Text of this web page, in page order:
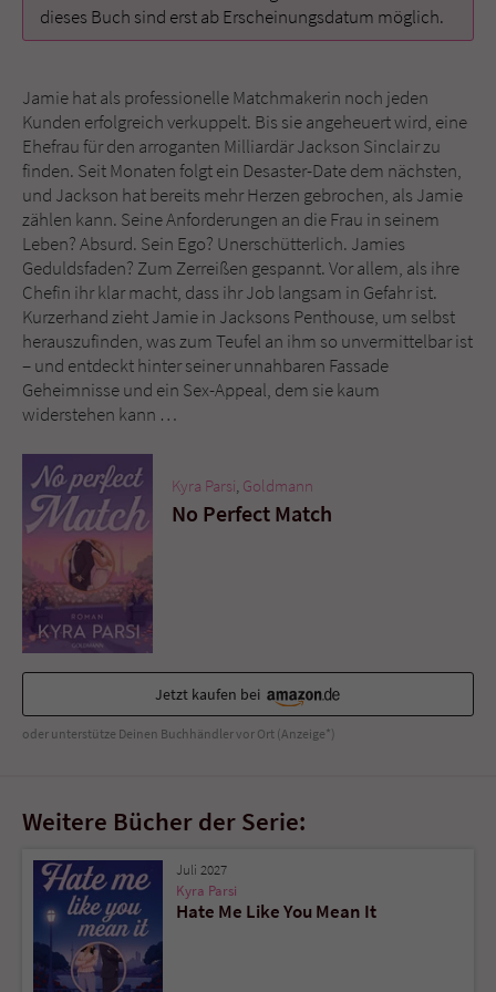
dieses Buch sind erst ab Erscheinungsdatum möglich.
Jamie hat als professionelle Matchmakerin noch jeden
Kunden erfolgreich verkuppelt. Bis sie angeheuert wird, eine
Ehefrau für den arroganten Milliardär Jackson Sinclair zu
finden. Seit Monaten folgt ein Desaster-Date dem nächsten,
und Jackson hat bereits mehr Herzen gebrochen, als Jamie
zählen kann. Seine Anforderungen an die Frau in seinem
Leben? Absurd. Sein Ego? Unerschütterlich. Jamies
Geduldsfaden? Zum Zerreißen gespannt. Vor allem, als ihre
Chefin ihr klar macht, dass ihr Job langsam in Gefahr ist.
Kurzerhand zieht Jamie in Jacksons Penthouse, um selbst
herauszufinden, was zum Teufel an ihm so unvermittelbar ist
– und entdeckt hinter seiner unnahbaren Fassade
Geheimnisse und ein Sex-Appeal, dem sie kaum
widerstehen kann …
Kyra Parsi, Goldmann
No Perfect Match
Jetzt kaufen bei
oder unterstütze Deinen Buchhändler vor Ort (Anzeige*)
Weitere Bücher der Serie:
Juli 2027
Kyra Parsi
Hate Me Like You Mean It
Anbieter Literatur-Couch Medien GmbH & Co. KG
Laufzeit 1 Jahr
Zweck Cookie für Kommentare einzelner Buchtitel
Name fe_typo_user
Anbieter Literatur-Couch Medien GmbH & Co. KG
Laufzeit Session
Zweck
Benutzer. Es wird benötigt um z. B. den
Sicherheitscode des Kontaktformulars zu
überprüfen.